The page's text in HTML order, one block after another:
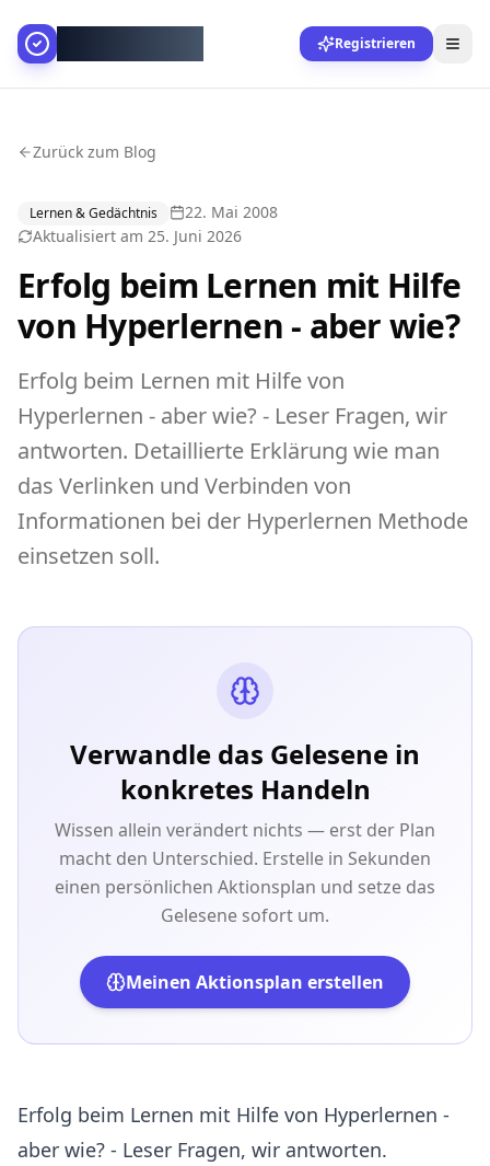
Registrieren
Zurück zum Blog
Lernen & Gedächtnis
22. Mai 2008
Aktualisiert am 25. Juni 2026
Erfolg beim Lernen mit Hilfe
von Hyperlernen - aber wie?
Erfolg beim Lernen mit Hilfe von
Hyperlernen - aber wie? - Leser Fragen, wir
antworten. Detaillierte Erklärung wie man
das Verlinken und Verbinden von
Informationen bei der Hyperlernen Methode
einsetzen soll.
Verwandle das Gelesene in
konkretes Handeln
Wissen allein verändert nichts — erst der Plan
macht den Unterschied. Erstelle in Sekunden
einen persönlichen Aktionsplan und setze das
Gelesene sofort um.
Meinen Aktionsplan erstellen
Erfolg beim Lernen mit Hilfe von Hyperlernen -
aber wie? - Leser Fragen, wir antworten.